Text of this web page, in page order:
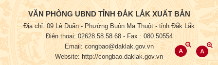
VĂN PHÒNG UBND TỈNH ĐẮK LẮK XUẤT BẢN
Địa chỉ: 09 Lê Duẩn - Phường Buôn Ma Thuột - tỉnh Đắk Lắk
Điện thoại: 02628.58.58.68- Fax : 080.50554
Email: congbao@daklak.gov.vn
Website: http://congbao.daklak.gov.vn